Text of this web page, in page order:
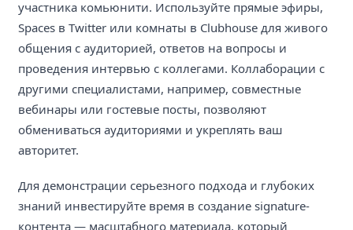
участника комьюнити. Используйте прямые эфиры,
Spaces в Twitter или комнаты в Clubhouse для живого
общения с аудиторией, ответов на вопросы и
проведения интервью с коллегами. Коллаборации с
другими специалистами, например, совместные
вебинары или гостевые посты, позволяют
обмениваться аудиториями и укреплять ваш
авторитет.
Для демонстрации серьезного подхода и глубоких
знаний инвестируйте время в создание signature-
контента — масштабного материала, который